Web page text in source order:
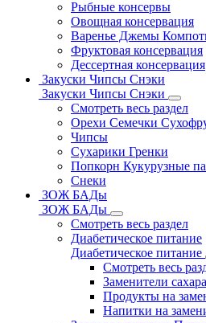
Рыбные консервы
Овощная консервация
Варенье Джемы
Фруктовая консервация
Дессертная консервация
Закуски Чипсы Снэки
Закуски Чипсы Снэки
Смотреть весь раздел
Орехи Семечки
Чипсы
Сухарики Гренки
Попкорн Кукурузные
Снеки
ЗОЖ БАДы
ЗОЖ БАДы
Смотреть весь раздел
Диабетическое питание
Диабетическое питание
Смотреть весь
Заменители сахара
Продукты на
Напитки на